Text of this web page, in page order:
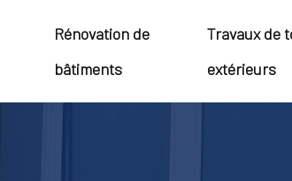
Rénovation de
bâtiments
Travaux de
extérieurs